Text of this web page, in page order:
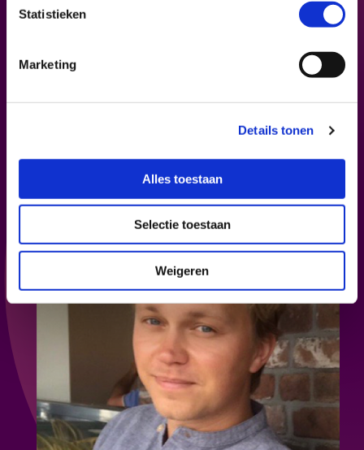
Statistieken
Marketing
Details tonen
Alles toestaan
Selectie toestaan
Weigeren
platformbedrijven zo moeilijk te belasten
Ben je aan het vasten maar wil je wel graag